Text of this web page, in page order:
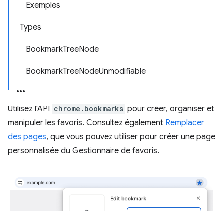
Exemples
Types
BookmarkTreeNode
BookmarkTreeNodeUnmodifiable
Utilisez l'API chrome.bookmarks pour créer, organiser et
manipuler les favoris. Consultez également Remplacer
des pages, que vous pouvez utiliser pour créer une page
personnalisée du Gestionnaire de favoris.